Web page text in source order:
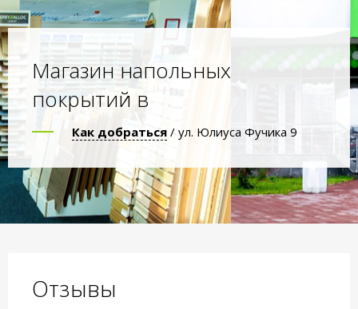
Магазин напольных
покрытий в
Как добраться / ул. Юлиуса Фучика 9
Отзывы